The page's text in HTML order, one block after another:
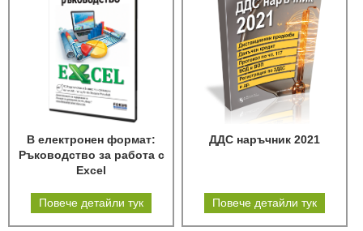
В електронен формат:
Ръководство за работа с
Excel
Повече детайли тук
ДДС наръчник 2021
Повече детайли тук